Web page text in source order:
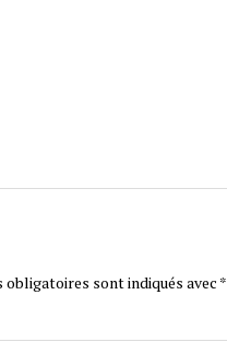
obligatoires sont indiqués avec *